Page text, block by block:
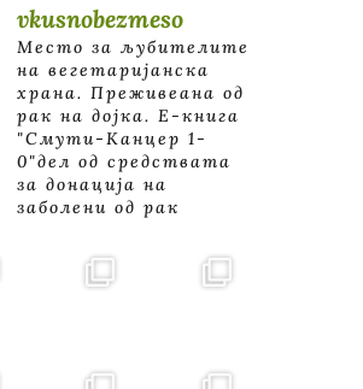
vkusnobezmeso
Место за љубителите
на вегетаријанска
храна. Преживеана од
рак на дојка. E-книга
"Смути-Канцер 1-
0"дел од средствата
за донација на
заболени од рак